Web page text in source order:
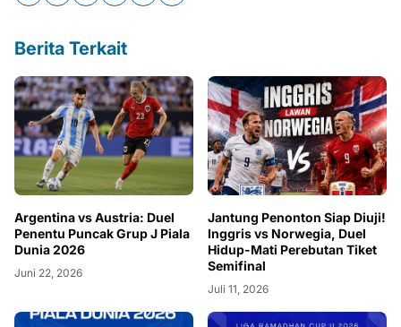
Berita Terkait
Argentina vs Austria: Duel
Penentu Puncak Grup J Piala
Dunia 2026
Juni 22, 2026
Jantung Penonton Siap Diuji!
Inggris vs Norwegia, Duel
Hidup-Mati Perebutan Tiket
Semifinal
Juli 11, 2026